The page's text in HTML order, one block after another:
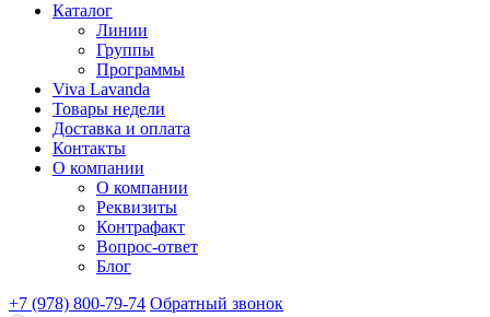
Каталог
Линии
Группы
Программы
Viva Lavanda
Товары недели
Доставка и оплата
Контакты
О компании
О компании
Реквизиты
Контрафакт
Вопрос-ответ
Блог
+7 (978) 800-79-74 Обратный звонок